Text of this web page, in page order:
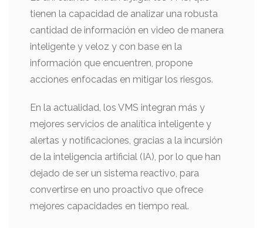
tienen la capacidad de analizar una robusta
cantidad de información en video de manera
inteligente y veloz y con base en la
información que encuentren, propone
acciones enfocadas en mitigar los riesgos.
En la actualidad, los VMS integran más y
mejores servicios de analítica inteligente y
alertas y notificaciones, gracias a la incursión
de la inteligencia artificial (IA), por lo que han
dejado de ser un sistema reactivo, para
convertirse en uno proactivo que ofrece
mejores capacidades en tiempo real.